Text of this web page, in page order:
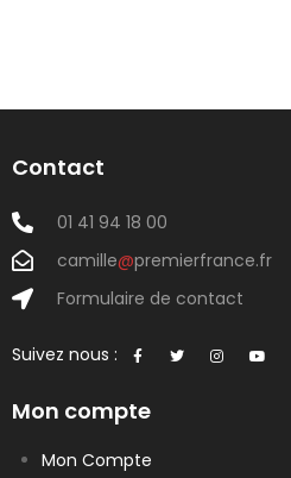
Contact
01 41 94 18 00
camille@premierfrance.fr
Formulaire de contact
Suivez nous :
Mon compte
Mon Compte